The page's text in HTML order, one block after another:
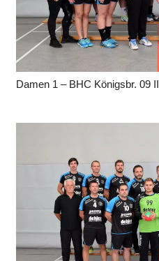
Damen 1 – BHC Königsbr. 09 II